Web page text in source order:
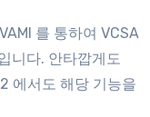
니다. 안타깝게도
에서도 해당 기능을